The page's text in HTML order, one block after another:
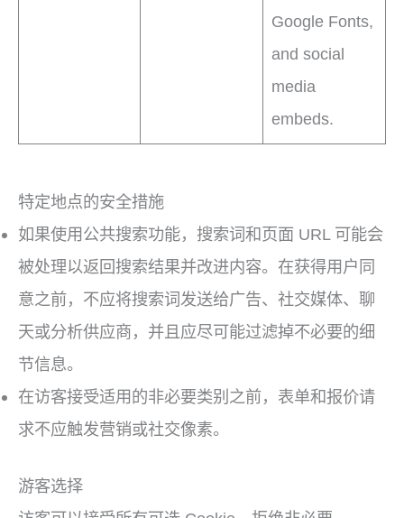
Google Fonts,
and social
media
embeds.
特定地点的安全措施
如果使用公共搜索功能，搜索词和页面 URL 可能会
被处理以返回搜索结果并改进内容。在获得用户同
意之前，不应将搜索词发送给广告、社交媒体、聊
天或分析供应商，并且应尽可能过滤掉不必要的细
节信息。
在访客接受适用的非必要类别之前，表单和报价请
求不应触发营销或社交像素。
游客选择